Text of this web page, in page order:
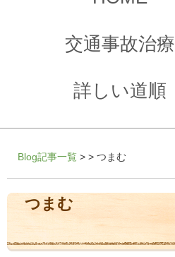
交通事故治療
詳しい道順
Blog記事一覧 > > つまむ
つまむ